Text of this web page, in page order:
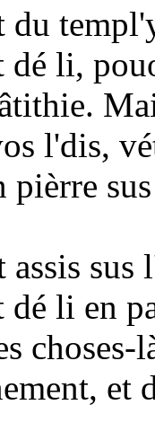
du
dé li,
l'dis,
pièrre
dé li en
et